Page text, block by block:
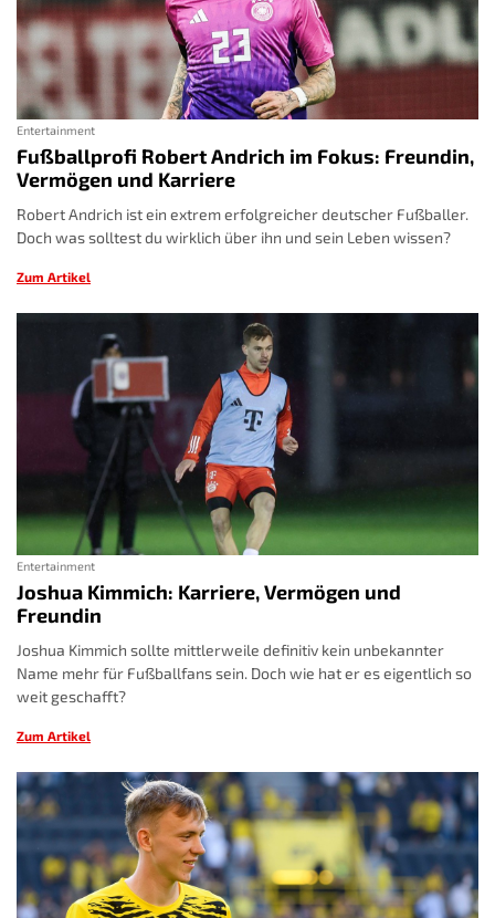
Entertainment
Fußballprofi Robert Andrich im Fokus: Freundin,
Vermögen und Karriere
Robert Andrich ist ein extrem erfolgreicher deutscher Fußballer.
Doch was solltest du wirklich über ihn und sein Leben wissen?
Zum Artikel
Entertainment
Joshua Kimmich: Karriere, Vermögen und
Freundin
Joshua Kimmich sollte mittlerweile definitiv kein unbekannter
Name mehr für Fußballfans sein. Doch wie hat er es eigentlich so
weit geschafft?
Zum Artikel